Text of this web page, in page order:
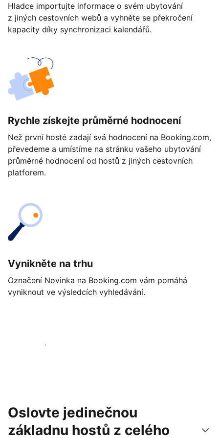
Hladce importujte informace o svém ubytování
z jiných cestovních webů a vyhněte se překročení
kapacity díky synchronizaci kalendářů.
Rychle získejte průměrné hodnocení
Než první hosté zadají svá hodnocení na Booking.com,
převedeme a umístíme na stránku vašeho ubytování
průměrné hodnocení od hostů z jiných cestovních
platforem.
Vynikněte na trhu
Označení Novinka na Booking.com vám pomáhá
vyniknout ve výsledcích vyhledávání.
Začít ještě dnes
Oslovte jedinečnou
základnu hostů z celého